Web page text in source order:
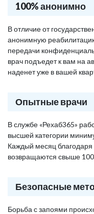
100% анонимно
В отличие от
анонимную
передачи
врач подъедет к вам на
наденет уже в вашей
Опытные врачи
В службе «Рехаб365»
высшей категории
Каждый месяц благодаря
возвращаются свыше
Безопасные
Борьба с запоями